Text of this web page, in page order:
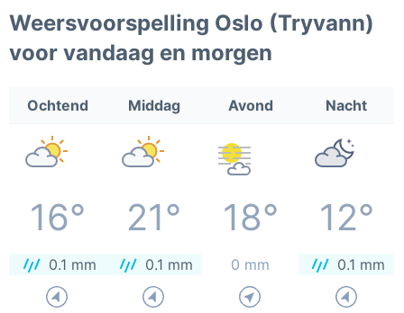
Weersvoorspelling Oslo (Tryvann)
voor vandaag en morgen
Ochtend Middag Avond Nacht
16° 21° 18° 12°
0.1 mm 0.1 mm 0 mm 0.1 mm